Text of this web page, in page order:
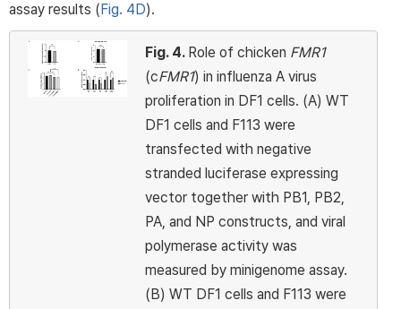
assay results (Fig. 4D).
Fig. 4. Role of chicken FMR1
(cFMR1) in influenza A virus
proliferation in DF1 cells. (A) WT
DF1 cells and F113 were
transfected with negative
stranded luciferase expressing
vector together with PB1, PB2,
PA, and NP constructs, and viral
polymerase activity was
measured by minigenome assay.
(B) WT DF1 cells and F113 were